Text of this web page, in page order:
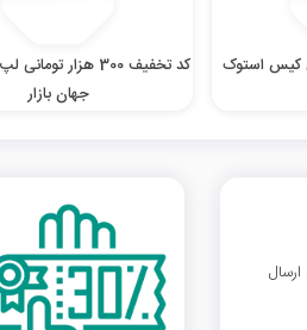
تومانی کیس استوک
کد تخفیف 300 هزار
جهان بازار